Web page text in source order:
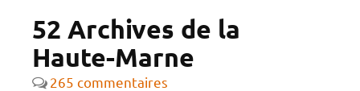
52 Archives de la
Haute-Marne
265 commentaires